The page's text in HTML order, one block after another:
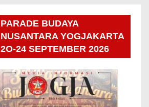
PARADE BUDAYA
NUSANTARA YOGJAKARTA
2O-24 SEPTEMBER 2026